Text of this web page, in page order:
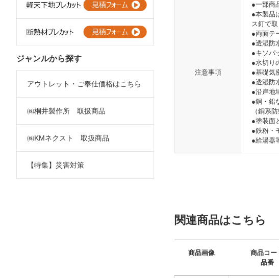
注意事項
●一部商
●本製品
ス釘で取
●両面テ
●透湿防
●キソパ
●水切り
●基礎気
●透湿防
●沿岸地
●銅・鉛
（銅系
●塗装面
●鉄粉・
●給湯器
関連商品はこちら
商品画像
商品コー
品番
ジャンルから探す
アウトレット・ご奉仕価格はこちら
㈱桐井製作所 取扱商品
㈱KMネクスト 取扱商品
【特集】災害対策